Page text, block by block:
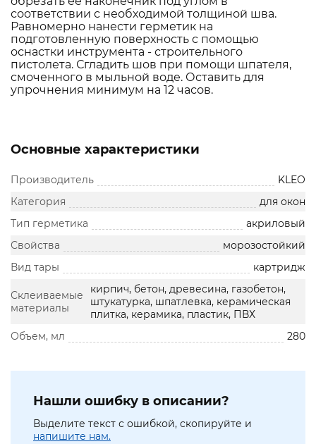
соответствии с необходимой толщиной шва.
Равномерно нанести герметик на
подготовленную поверхность с помощью
оснастки инструмента - строительного
пистолета. Сгладить шов при помощи шпателя,
смоченного в мыльной воде. Оставить для
упрочнения минимум на 12 часов.
Основные характеристики
Производитель
KLEO
Категория
для окон
Тип герметика
акриловый
Свойства
морозостойкий
Вид тары
картридж
Склеиваемые
материалы
кирпич, бетон, древесина, газобетон,
штукатурка, шпатлевка, керамическая
плитка, керамика, пластик, ПВХ
Объем, мл
280
Нашли ошибку в описании?
Выделите текст с ошибкой, скопируйте и
напишите нам.